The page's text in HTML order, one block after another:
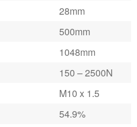
28mm
500mm
1048mm
150 – 2500N
M10 x 1.5
54.9%